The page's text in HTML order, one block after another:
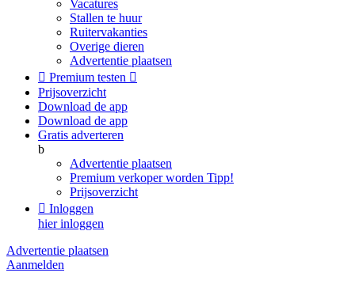
Vacatures
Stallen te huur
Ruitervakanties
Overige dieren
Advertentie plaatsen
 Premium testen 
Prijsoverzicht
Download de app
Download de app
Gratis adverteren
b
Advertentie plaatsen
Premium verkoper worden Tipp!
Prijsoverzicht
 Inloggen
hier inloggen
Advertentie plaatsen
Aanmelden